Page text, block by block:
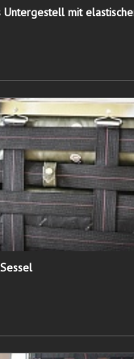
Untergestell mit